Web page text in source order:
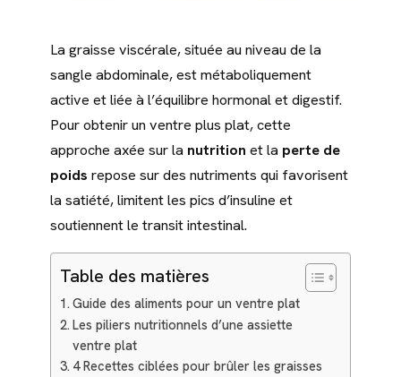
La graisse viscérale, située au niveau de la
sangle abdominale, est métaboliquement
active et liée à l’équilibre hormonal et digestif.
Pour obtenir un ventre plus plat, cette
approche axée sur la nutrition et la perte de
poids repose sur des nutriments qui favorisent
la satiété, limitent les pics d’insuline et
soutiennent le transit intestinal.
Table des matières
Guide des aliments pour un ventre plat
Les piliers nutritionnels d’une assiette
ventre plat
4 Recettes ciblées pour brûler les graisses